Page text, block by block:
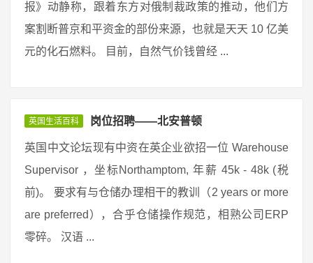
报》动静称，跟着东方对俄制裁政策的推动，他们方
案割断普京和平资金的部份来源，也就是天天 10 亿美
元的化石燃料。 目前，自然气价钱曾经 ...
英国生活百科 岗位招聘——北安普顿
英国中文论坛现有中资在英企业欲招一位 Warehouse
Supervisor ，坐标Northamptom, 年薪 45k - 48k (税
前)。 要求有与仓储办理相干的教训（2 years or more
are preferred），合乎仓储操作规范，相熟公司ERP
零碎。 汉语 ...